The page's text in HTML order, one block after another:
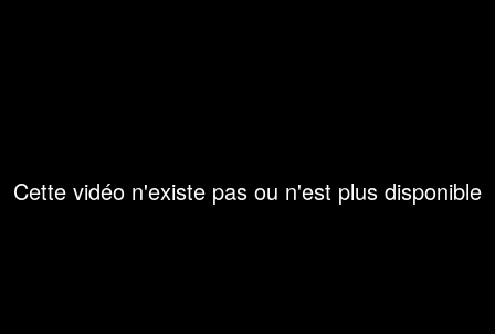
Cette vidéo n'existe pas ou n'est plus disponible